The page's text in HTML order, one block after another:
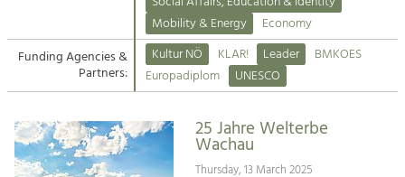
Suche
Impressum
Kontakt
Tourism
Offer Development and Positioning
Art & Culture
Crafts, Science and Research.
Mobility & Energy
Economy
Funding Agencies &
Partners:
Kultur NÖ KLAR! Leader
BMKOES
Europadiplom
UNESCO
25 Jahre Welterbe
Wachau
Thursday, 13 March 2025